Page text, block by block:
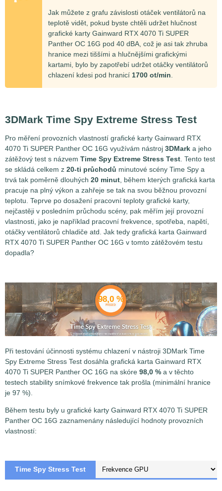
Jak můžete z grafu závislosti otáček ventilátorů na
teplotě vidět, pokud byste chtěli udržet hlučnost
grafické karty Gainward RTX 4070 Ti SUPER
Panther OC 16G pod 40 dBA, což je asi tak zhruba
hranice mezi tiššími a hlučnějšími grafickými
kartami, bylo by zapotřebí udržet otáčky ventilátorů
chlazení kdesi pod hranicí 1700 ot/min
3DMark Time Spy Extreme Stress Test
Pro měření provozních vlastností grafické karty Gainward RTX
4070 Ti SUPER Panther OC 16G využívám nástroj 3DMark a jeho
zátěžový test s názvem Time Spy Extreme Stress Test . Tento test
se skládá celkem z 20-ti průchodů minutové scény Time Spy a
trvá tak poměrně dlouhých 20 minut , během kterých grafická karta
pracuje na plný výkon a zahřeje se tak na svou běžnou provozní
teplotu. Teprve po dosažení pracovní teploty grafické karty,
nejčastěji v posledním průchodu scény, pak měřím její provozní
vlastnosti, jako je například pracovní frekvence, spotřeba, napětí,
otáčky ventilátorů chladiče atd. Jak tedy grafická karta Gainward
RTX 4070 Ti SUPER Panther OC 16G v tomto zátěžovém testu
dopadla?
98,0 %
Při testování účinnosti systému chlazení v nástroji 3DMark Time
Spy Extreme Stress Test dosáhla grafická karta Gainward RTX
4070 Ti SUPER Panther OC 16G na skóre 98,0 % a v těchto
testech stability snímkové frekvence tak prošla (minimální hranice
je 97 %).
Během testu byly u grafické karty Gainward RTX 4070 Ti SUPER
Panther OC 16G zaznamenány následující hodnoty provozních
vlastností:
Time Spy Stress Test